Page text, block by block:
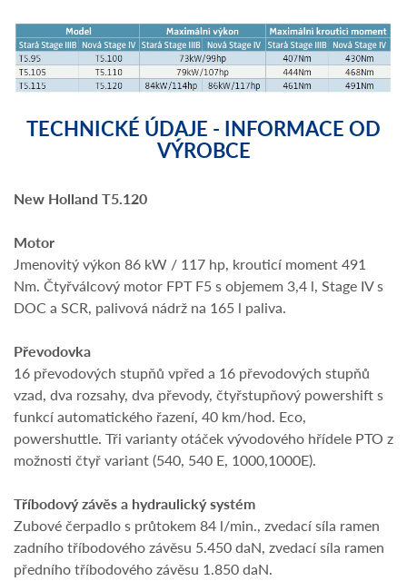
TECHNICKÉ ÚDAJE - INFORMACE OD
VÝROBCE
New Holland T5.120
Motor
Jmenovitý výkon 86 kW / 117 hp, krouticí moment 491
Nm. Čtyřválcový motor FPT F5 s objemem 3,4 l, Stage IV s
DOC a SCR, palivová nádrž na 165 l paliva.
Převodovka
16 převodových stupňů vpřed a 16 převodových stupňů
vzad, dva rozsahy, dva převody, čtyřstupňový powershift s
funkcí automatického řazení, 40 km/hod. Eco,
powershuttle. Tři varianty otáček vývodového hřídele PTO z
možnosti čtyř variant (540, 540 E, 1000,1000E).
Tříbodový závěs a hydraulický systém
Zubové čerpadlo s průtokem 84 l/min., zvedací síla ramen
zadního tříbodového závěsu 5.450 daN, zvedací síla ramen
předního tříbodového závěsu 1.850 daN.